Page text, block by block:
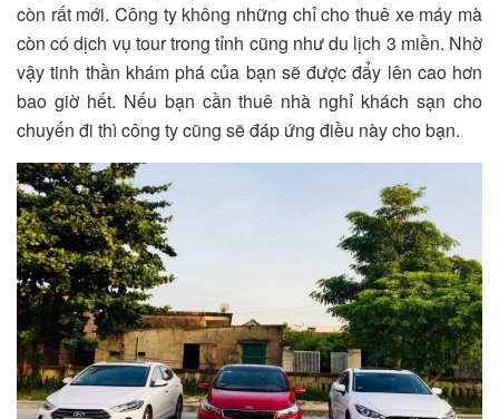
còn rất mới. Công ty không những chỉ cho thuê xe máy mà
còn có dịch vụ tour trong tỉnh cũng như du lịch 3 miền. Nhờ
vậy tinh thần khám phá của bạn sẽ được đẩy lên cao hơn
bao giờ hết. Nếu bạn cần thuê nhà nghỉ khách sạn cho
chuyến đi thì công ty cũng sẽ đáp ứng điều này cho bạn.